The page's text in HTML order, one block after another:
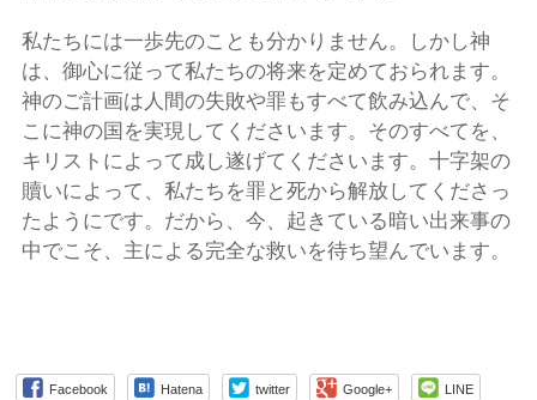
私たちには一歩先のことも分かりません。しかし神
は、御心に従って私たちの将来を定めておられます。
神のご計画は人間の失敗や罪もすべて飲み込んで、そ
こに神の国を実現してくださいます。そのすべてを、
キリストによって成し遂げてくださいます。十字架の
贖いによって、私たちを罪と死から解放してくださっ
たようにです。だから、今、起きている暗い出来事の
中でこそ、主による完全な救いを待ち望んでいます。
Facebook Hatena twitter Google+ LINE